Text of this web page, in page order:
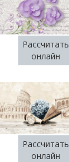
Рассчитать
онлайн
Рассчитать
онлайн